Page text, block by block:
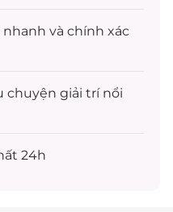
nhanh và chính xác
chuyện giải trínổi
24h